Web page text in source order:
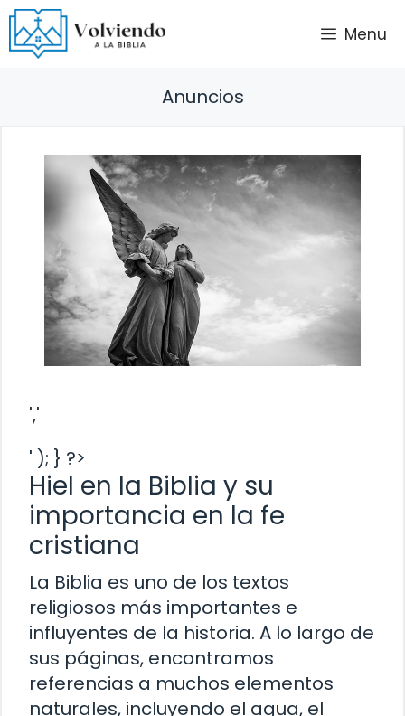
Saltar
al
contenido
Menu
Anuncios
','
' ); } ?>
Hiel en la Biblia y su
importancia en la fe
cristiana
La Biblia es uno de los textos
religiosos más importantes e
influyentes de la historia. A lo largo de
sus páginas, encontramos
referencias a muchos elementos
naturales, incluyendo el agua, el